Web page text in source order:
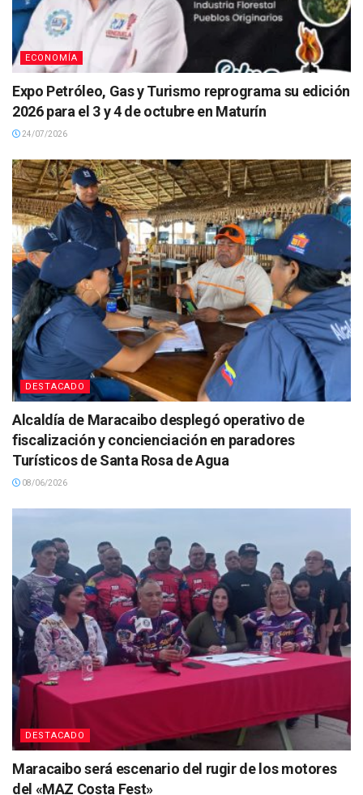
ECONOMÍA
Expo Petróleo, Gas y Turismo reprograma su edición
2026 para el 3 y 4 de octubre en Maturín
24/07/2026
DESTACADO
Alcaldía de Maracaibo desplegó operativo de
fiscalización y concienciación en paradores
Turísticos de Santa Rosa de Agua
08/06/2026
DESTACADO
Maracaibo será escenario del rugir de los motores
del «MAZ Costa Fest»